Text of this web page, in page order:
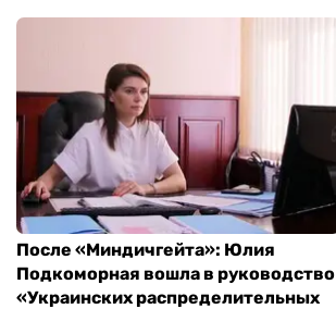
После «Миндичгейта»: Юлия
Подкоморная вошла в руководство
«Украинских распределительных